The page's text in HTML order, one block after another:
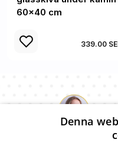
60x40 cm
339.00
Denna